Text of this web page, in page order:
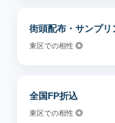
街頭配布・サンプリ
東区での相性 ◎
全国FP折込
東区での相性 ◎